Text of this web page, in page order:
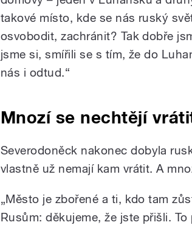
takové místo, kde se nás ruský
osvobodit, zachránit? Tak dobře
jsme si, smířili se s tím, že do
nás i odtud.“
Mnozí se nechtějí
Severodoněck nakonec dobyla
vlastně už nemají kam vrátit. A
„Město je zbořené a ti, kdo tam
Rusům: děkujeme, že jste přišli.